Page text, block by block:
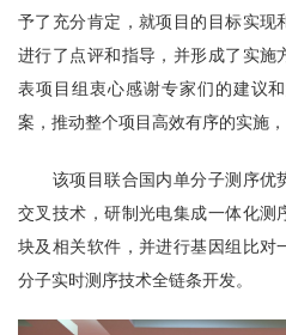
予了充分肯定，就项目的目标实
进行了点评和指导，并形成了实
表项目组衷心感谢专家们的建议
案，推动整个项目高效有序的实施
该项目联合国内单分子测序优
交叉技术，研制光电集成一体化
块及相关软件，并进行基因组比
分子实时测序技术全链条开发。